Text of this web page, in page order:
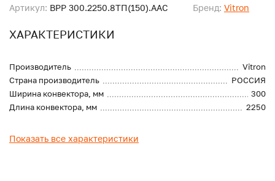
Артикул: ВРР 300.2250.8ТП(150).ААС Бренд: Vitron
ХАРАКТЕРИСТИКИ
Производитель
Vitron
Страна производитель
РОССИЯ
Ширина конвектора, мм
300
Длина конвектора, мм
2250
Показать все характеристики